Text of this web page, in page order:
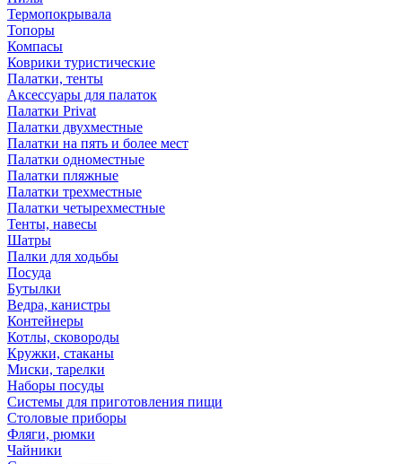
Термопокрывала
Топоры
Компасы
Коврики туристические
Палатки, тенты
Аксессуары для палаток
Палатки Privat
Палатки двухместные
Палатки на пять и более мест
Палатки одноместные
Палатки пляжные
Палатки трехместные
Палатки четырехместные
Тенты, навесы
Шатры
Палки для ходьбы
Посуда
Бутылки
Ведра, канистры
Контейнеры
Котлы, сковороды
Кружки, стаканы
Миски, тарелки
Наборы посуды
Системы для приготовления пищи
Столовые приборы
Фляги, рюмки
Чайники